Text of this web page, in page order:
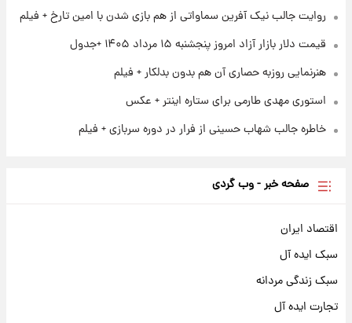
سود مشارکت چند درصد است؟
روایت جالب نیک آفرین سماواتی از هم بازی شدن با امین تارخ + فیلم
قیمت دلار بازار آزاد امروز پنجشنبه ۱۵ مرداد ۱۴۰۵ +جدول
هنرنمایی روزبه حصاری آن هم بدون بدلکار + فیلم
استوری مهدی طارمی برای ستاره اینتر + عکس
خاطره جالب شهاب حسینی از فرار در دوره سربازی + فیلم
صفحه خبر - وب گردی
اقتصاد ایران
سبک ایده آل
سبک زندگی مردانه
تجارت ایده آل